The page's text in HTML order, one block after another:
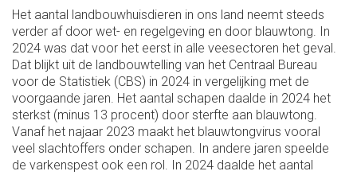
Het aantal landbouwhuisdieren in ons land neemt steeds
verder af door wet- en regelgeving en door blauwtong. In
2024 was dat voor het eerst in alle veesectoren het geval.
Dat blijkt uit de landbouwtelling van het Centraal Bureau
voor de Statistiek (CBS) in 2024 in vergelijking met de
voorgaande jaren. Het aantal schapen daalde in 2024 het
sterkst (minus 13 procent) door sterfte aan blauwtong.
Vanaf het najaar 2023 maakt het blauwtongvirus vooral
veel slachtoffers onder schapen. In andere jaren speelde
de varkenspest ook een rol. In 2024 daalde het aantal